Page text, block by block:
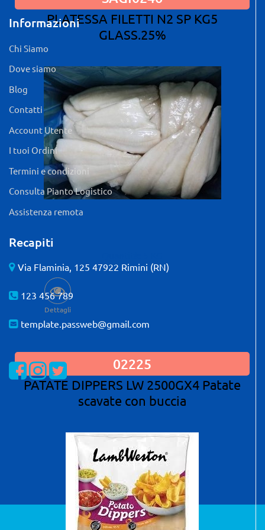
PLATESSA FILETTI N2 SP KG5
GLASS.25%
Dettagli
02225
PATATE DIPPERS LW 2500GX4 Patate
scavate con buccia
Informazioni
Chi Siamo
Dove siamo
Blog
Contatti
Account Utente
I tuoi Ordini
Termini e condizioni
Consulta Pianto Logistico
Assistenza remota
Recapiti
Via Flaminia, 125 47922 Rimini (RN)
123 456 789
template.passweb@gmail.com
Visualizza la nostra pagina Facebook
Visualizza il nostro profilo Instagram
Visualizza il nostro profilo Twitter
Powered byPassepartout